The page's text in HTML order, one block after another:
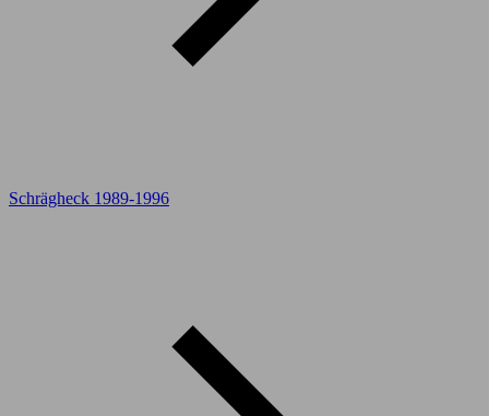
Schrägheck 1989-1996